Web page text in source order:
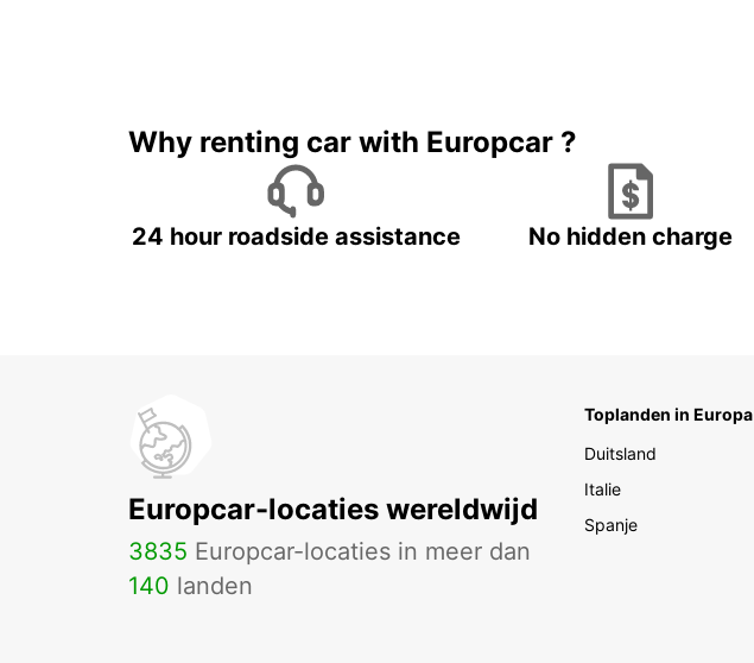
Why renting car with Europcar ?
24 hour roadside assistance No hidden charge
Europcar-locaties wereldwijd
3835 Europcar-locaties in meer dan
140 landen
Toplanden in Europa
Duitsland
Italie
Spanje